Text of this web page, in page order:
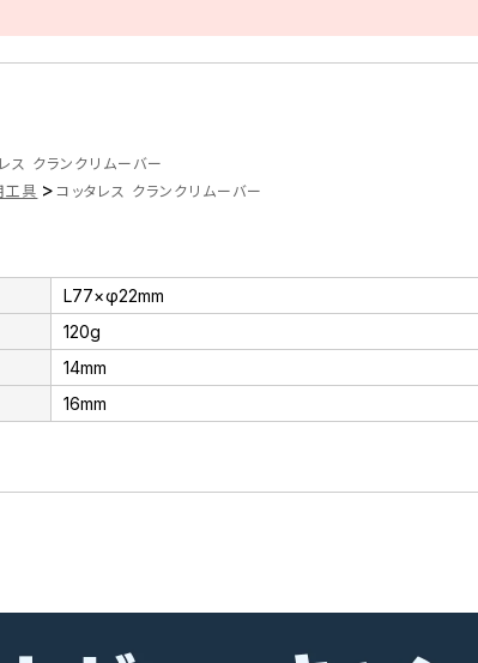
ス クランクリムーバー
工具 > コッタレス クランクリムーバー
L77×φ22mm
120g
14mm
16mm